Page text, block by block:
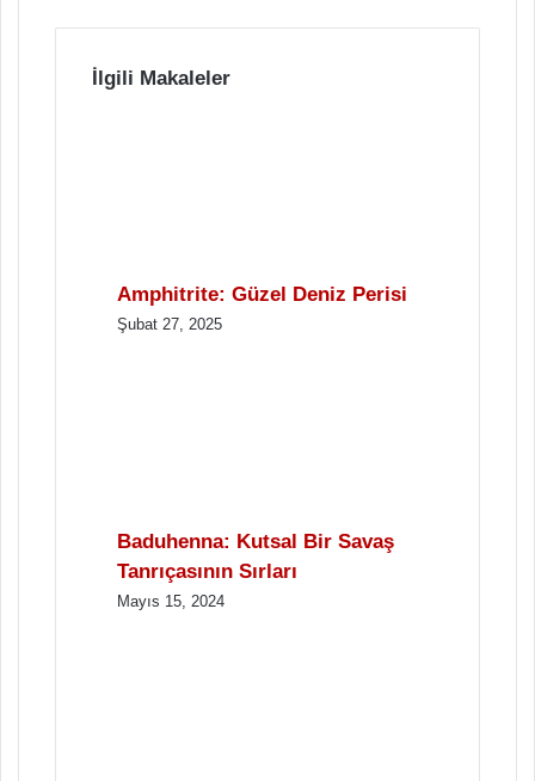
İlgili Makaleler
Amphitrite: Güzel Deniz Perisi
Şubat 27, 2025
Baduhenna: Kutsal Bir Savaş
Tanrıçasının Sırları
Mayıs 15, 2024